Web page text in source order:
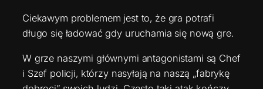
Ciekawym problemem jest to, że gra potrafi
długo się ładować gdy uruchamia się nową gre.
W grze naszymi głównymi antagonistami są Chef
i Szef policji, którzy nasyłają na naszą „fabrykę